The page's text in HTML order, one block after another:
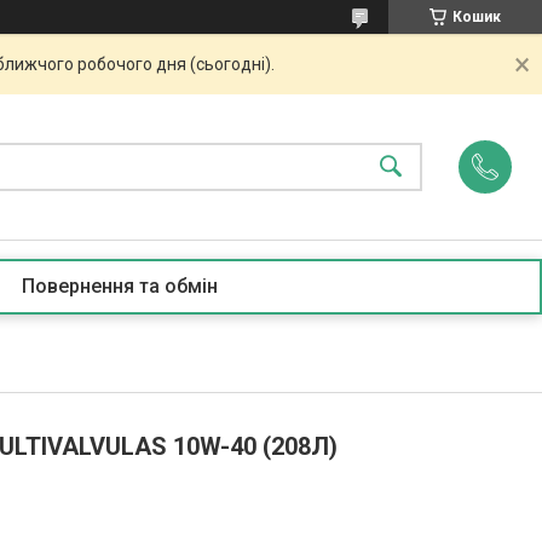
Кошик
робочого дня (сьогодні).
Повернення та обмін
10W-40 (208Л)